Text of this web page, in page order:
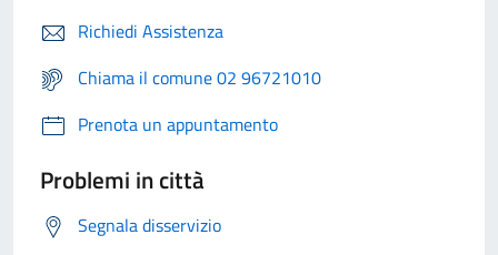
Richiedi Assistenza
Chiama il comune 02 96721010
Prenota un appuntamento
Problemi in città
Segnala disservizio